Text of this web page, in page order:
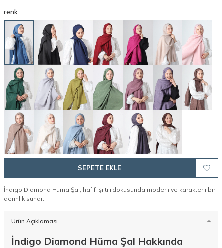
renk
SEPETE EKLE
İndigo Diamond Hüma Şal, hafif ışıltılı dokusunda modern ve karakterli bir
derinlik sunar.
Ürün Açıklaması
İndigo Diamond Hüma Şal Hakkında